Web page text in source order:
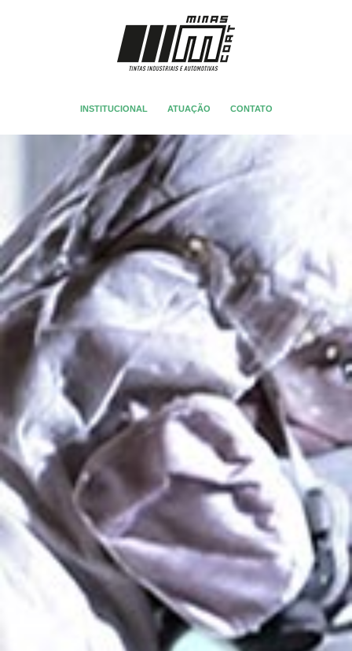
INSTITUCIONAL ATUAÇÃO CONTATO